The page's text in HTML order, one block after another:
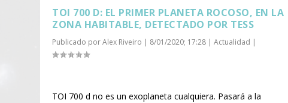
TOI 700 D: EL PRIMER PLANETA ROCOSO, EN LA
ZONA HABITABLE, DETECTADO POR TESS
Publicado porAlex Riveiro | 8/01/2020; 17:28 |Actualidad |
TOI 700 d no es un exoplaneta cualquiera. Pasará a la